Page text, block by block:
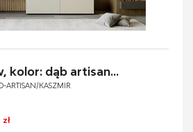
kolor: dąb artisan...
ARTISAN/KASZMIR
zł